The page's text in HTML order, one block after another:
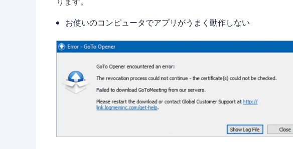
お使いのコンピュータでアプリがうまく動作しない